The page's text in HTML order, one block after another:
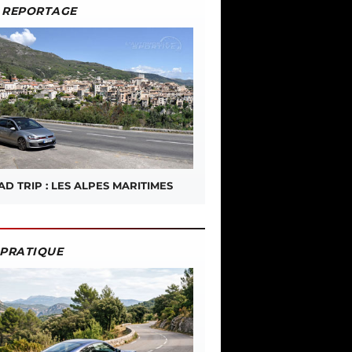
TRIP : LES ALPES MARITIMES